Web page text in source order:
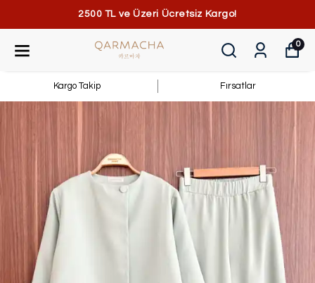
2500 TL ve Üzeri Ücretsiz Kargo!
0
Kargo Takip Fırsatlar